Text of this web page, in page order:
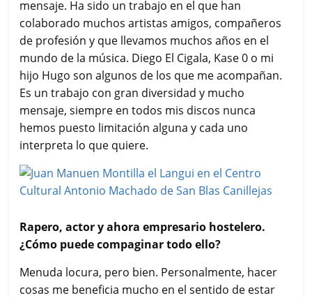
mensaje. Ha sido un trabajo en el que han
colaborado muchos artistas amigos, compañeros
de profesión y que llevamos muchos años en el
mundo de la música. Diego El Cigala, Kase 0 o mi
hijo Hugo son algunos de los que me acompañan.
Es un trabajo con gran diversidad y mucho
mensaje, siempre en todos mis discos nunca
hemos puesto limitación alguna y cada uno
interpreta lo que quiere.
Rapero, actor y ahora empresario hostelero.
¿Cómo puede compaginar todo ello?
Menuda locura, pero bien. Personalmente, hacer
cosas me beneficia mucho en el sentido de estar